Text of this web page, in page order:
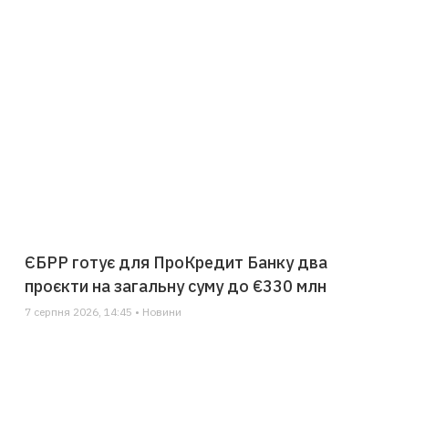
ЄБРР готує для ПроКредит Банку два
проєкти на загальну суму до €330 млн
7 серпня 2026, 14:45 • Новини